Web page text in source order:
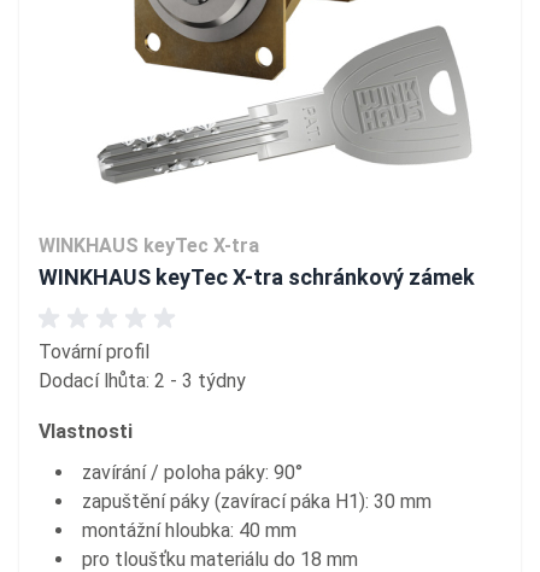
WINKHAUS keyTec X-tra
WINKHAUS keyTec X-tra schránkový zámek
Tovární profil
Dodací lhůta: 2 - 3 týdny
Vlastnosti
zavírání / poloha páky: 90°
zapuštění páky (zavírací páka H1): 30 mm
montážní hloubka: 40 mm
pro tloušťku materiálu do 18 mm